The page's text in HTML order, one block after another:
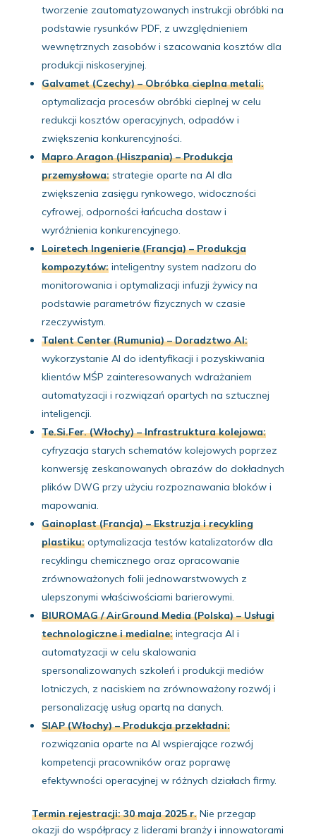
tworzenie zautomatyzowanych instrukcji obróbki na
podstawie rysunków PDF, z uwzględnieniem
wewnętrznych zasobów i szacowania kosztów dla
produkcji niskoseryjnej.
Galvamet (Czechy) – Obróbka cieplna metali:
optymalizacja procesów obróbki cieplnej w celu
redukcji kosztów operacyjnych, odpadów i
zwiększenia konkurencyjności.
Mapro Aragon (Hiszpania) – Produkcja
przemysłowa:strategie oparte na AI dla
zwiększenia zasięgu rynkowego, widoczności
cyfrowej, odporności łańcucha dostaw i
wyróżnienia konkurencyjnego.
Loiretech Ingenierie (Francja) – Produkcja
kompozytów:inteligentny system nadzoru do
monitorowania i optymalizacji infuzji żywicy na
podstawie parametrów fizycznych w czasie
rzeczywistym.
Talent Center (Rumunia) – Doradztwo AI:
wykorzystanie AI do identyfikacji i pozyskiwania
klientów MŚP zainteresowanych wdrażaniem
automatyzacji i rozwiązań opartych na sztucznej
inteligencji.
Te.Si.Fer. (Włochy) – Infrastruktura kolejowa:
cyfryzacja starych schematów kolejowych poprzez
konwersję zeskanowanych obrazów do dokładnych
plików DWG przy użyciu rozpoznawania bloków i
mapowania.
Gainoplast (Francja) – Ekstruzja i recykling
plastiku:optymalizacja testów katalizatorów dla
recyklingu chemicznego oraz opracowanie
zrównoważonych folii jednowarstwowych z
ulepszonymi właściwościami barierowymi.
BIUROMAG / AirGround Media (Polska) – Usługi
technologiczne i medialne:integracja AI i
automatyzacji w celu skalowania
spersonalizowanych szkoleń i produkcji mediów
lotniczych, z naciskiem na zrównoważony rozwój i
personalizację usług opartą na danych.
SIAP (Włochy) – Produkcja przekładni:
rozwiązania oparte na AI wspierające rozwój
kompetencji pracowników oraz poprawę
efektywności operacyjnej w różnych działach firmy.
Termin rejestracji: 30 maja 2025 r.Nie przegap
okazji do współpracy z liderami branży i innowatorami